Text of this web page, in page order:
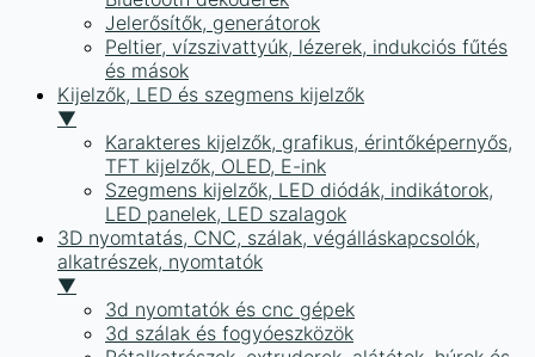
Jelerősítők, generátorok
Peltier, vízszivattyúk, lézerek, indukciós fűtés
és mások
Kijelzők, LED és szegmens kijelzők
▼
Karakteres kijelzők, grafikus, érintőképernyős,
TFT kijelzők, OLED, E-ink
Szegmens kijelzők, LED diódák, indikátorok,
LED panelek, LED szalagok
3D nyomtatás, CNC, szálak, végálláskapcsolók,
alkatrészek, nyomtatók
▼
3d nyomtatók és cnc gépek
3d szálak és fogyóeszközök